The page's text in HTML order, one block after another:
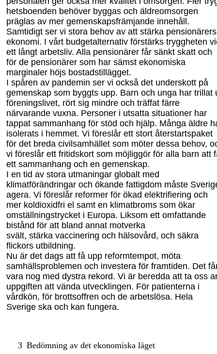
hetsboenden behöver byggas och äldreomsorgen
präglas av mer gemenskapsfrämjande innehåll.
Samtidigt ser vi stora behov av att stärka pensionärers
ekonomi. I vårt budgetalternativ förstärks tryggheten
ett långt arbetsliv. Alla pensionärer får sänkt skatt och
för de pensionärer som har sämst ekonomiska
marginaler höjs bostadstillägget.
I spåren av pandemin ser vi också det underskott på
gemenskap som byggts upp. Barn och unga har trillat
föreningslivet, rört sig mindre och träffat färre
närvarande vuxna. Personer i utsatta situationer har
tappat sammanhang för stöd och hjälp. Många äldre
isolerats i hemmet. Vi föreslår ett stort återstartspaket
för det breda civil samhället som möter dessa behov,
vi föreslår ett fritidskort som möjliggör för alla barn att
ett sammanhang och en gemenskap.
I en tid av stora utmaningar globalt med
klimatförändringar och ökande fattigdom måste
agera. Vi föreslår reformer för ökad elektrifiering och
mer koldioxidfri el samt en klimatbroms som ökar
omställningstrycket i Europa. Liksom ett omfattande
bistånd för att bland annat motverka
svält, stärka vaccinering och hälsovård, och säkra
flickors utbildning.
Nu är det dags att få upp reformtempot, möta
samhällsproblemen och investera för framtiden. Det
vara nog med dystra rekord. Vi är beredda att ta oss
uppgiften att vända utvecklingen. För patienterna i
vårdkön, för brottsoffren och de arbetslösa. Hela
Sverige ska och kan fungera.
3 Bedömning av det ekonomiska läget